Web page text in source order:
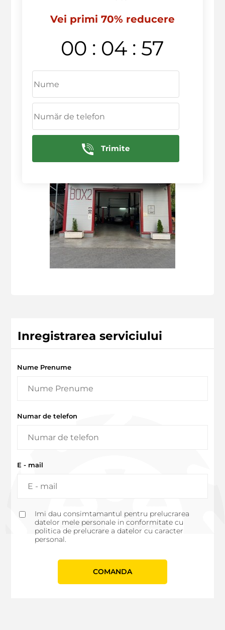
Inregistrarea serviciului
Nume Prenume
Numar de telefon
E - mail
Imi dau consimtamantul pentru prelucrarea
datelor mele personale in conformitate cu
politica de prelucrare a datelor cu caracter
personal.
СOMANDA
Vei primi 70% reducere
00 : 04 : 56
Trimite